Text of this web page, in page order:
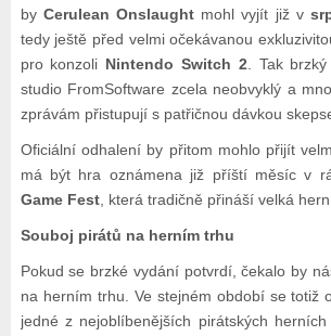
by Cerulean Onslaughtmohl vyjít již v
tedy ještě před velmi očekávanou
pro konzoli Nintendo Switch 2 . Tak
studio FromSoftware zcela neobvyklý a
zprávám přistupují s patřičnou dávkou
Oficiální odhalení by přitom mohlo přijít
má být hra oznámena již příští měsíc v
Game Fest, která tradičně přináší velká
Souboj pirátů na herním trhu
Pokud se brzké vydání potvrdí, čekalo by
na herním trhu. Ve stejném období se totiž
jedné z nejoblíbenějších pirátských